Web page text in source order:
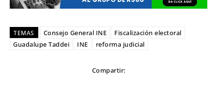
TEMAS Consejo General INE
Fiscalización electoral
Guadalupe Taddei
INE reforma judicial
Compartir: